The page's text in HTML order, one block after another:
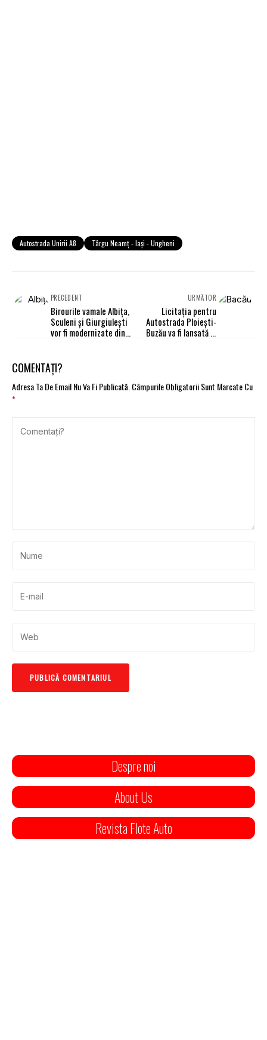
Autostrada Unirii A8 Târgu Neamţ - Iaşi - Ungheni
PRECEDENT
Birourile vamale Albiţa,
Sculeni şi Giurgiuleşti
vor fi modernizate din
URMĂTOR
Licitația pentru
Autostrada Ploieşti-
Buzău va fi lansată în
COMENTAȚI?
Adresa Ta De Email Nu Va Fi Publicată. Câmpurile Obligatorii Sunt Marcate Cu
*
Despre noi
About Us
Revista Flote Auto